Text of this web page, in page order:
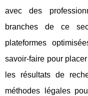
avec des
branches de ce
plateformes
savoir-faire pour
les résultats de
méthodes légales